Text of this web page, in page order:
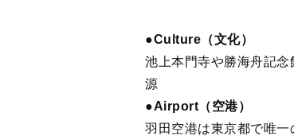
●Culture（文化）
池上本門寺や勝海舟記
源
●Airport（空港）
羽田空港は東京都で唯一